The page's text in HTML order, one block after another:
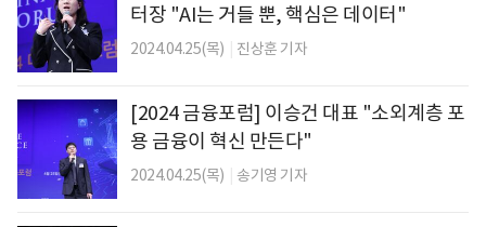
터장 "AI는 거들 뿐, 핵심은 데이터"
2024.04.25(목) 진상훈 기자
[2024 금융포럼] 이승건 대표 "소외계층 포
용 금융이 혁신 만든다"
2024.04.25(목) 송기영 기자